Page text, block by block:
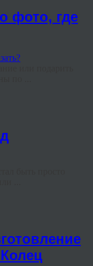
фото, где